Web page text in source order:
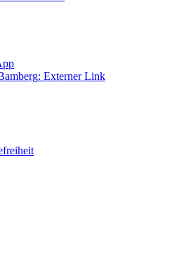
: Externer Link